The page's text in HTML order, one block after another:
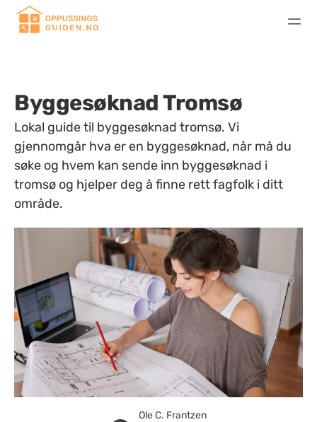
Byggesøknad Tromsø
Lokal guide til byggesøknad tromsø. Vi
gjennomgår hva er en byggesøknad, når må du
søke og hvem kan sende inn byggesøknad i
tromsø og hjelper deg å finne rett fagfolk i ditt
område.
Ole C. Frantzen